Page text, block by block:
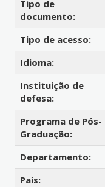
Tipo de
documento:
Tipo de acesso:
Idioma:
Instituição de
defesa:
Programa de Pós-
Graduação:
Departamento:
País: